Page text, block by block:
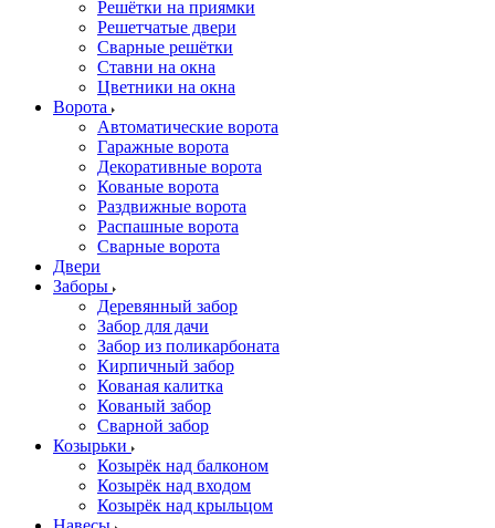
Решётки на приямки
Решетчатые двери
Сварные решётки
Ставни на окна
Цветники на окна
Ворота
Автоматические ворота
Гаражные ворота
Декоративные ворота
Кованые ворота
Раздвижные ворота
Распашные ворота
Сварные ворота
Двери
Заборы
Деревянный забор
Забор для дачи
Забор из поликарбоната
Кирпичный забор
Кованая калитка
Кованый забор
Сварной забор
Козырьки
Козырёк над балконом
Козырёк над входом
Козырёк над крыльцом